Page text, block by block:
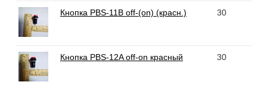
Кнопка PBS-11B off-(on) (красн.) 30
Кнопка PBS-12A off-on красный 30